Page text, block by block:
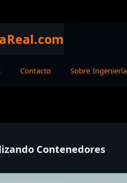
Contacto Sobre
Contenedores